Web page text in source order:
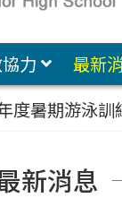
力 最新
度暑期游泳訓
新消息